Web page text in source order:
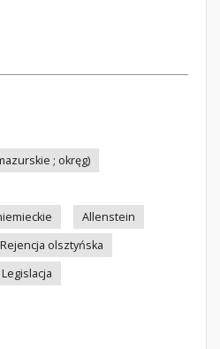
; okręg)
Allenstein
Rejencja olsztyńska
Legislacja